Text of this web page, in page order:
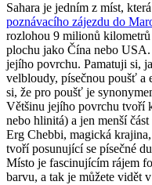
Sahara je jedním z míst,
poznávacího zájezdu do
rozlohou 9 milionů kilometrů
plochu jako Čína nebo
jejího povrchu. Pamatuji si,
velbloudy, písečnou poušť a
si, že pro poušť je
Většinu jejího povrchu tvoří
nebo hlinitá) a jen menší
Erg Chebbi, magická
tvoří posunující se písečné
Místo je fascinujícím rájem
barvu, a tak je můžete vidět